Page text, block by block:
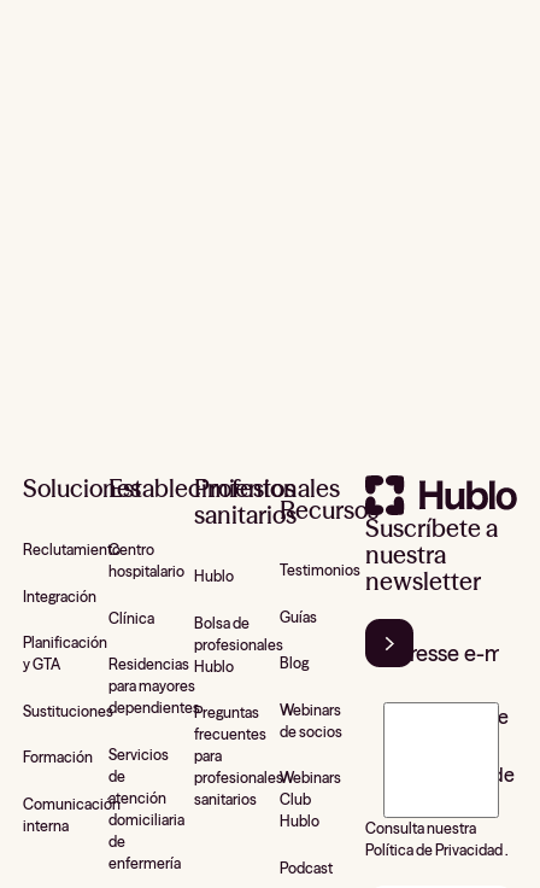
Soluciones
Reclutamiento
Integración
Planificación
y GTA
Sustituciones
Formación
Comunicación
interna
Establecimientos
Centro
hospitalario
Clínica
Residencias
para mayores
dependientes
Servicios
de
atención
domiciliaria
de
enfermería
Profesionales
sanitarios
Hublo
Bolsa de
profesionales
Hublo
Preguntas
frecuentes
para
profesionales
sanitarios
Recursos
Testimonios
Guías
Blog
Webinars
de socios
Webinars
Club
Hublo
Podcast
Suscríbete a
nuestra
newsletter
J’accepte de
newsletter de
Consulta nuestra
Política de Privacidad .